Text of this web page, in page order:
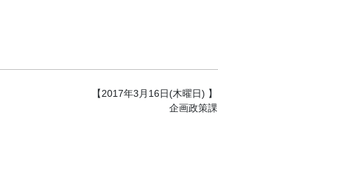
【2017年3月16日(木曜日) 】
企画政策課